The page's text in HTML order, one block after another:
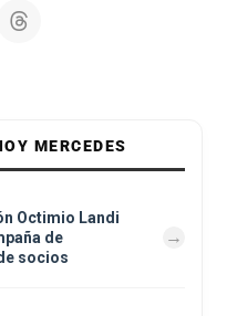
MERCEDES
Octimio Landi
de
socios